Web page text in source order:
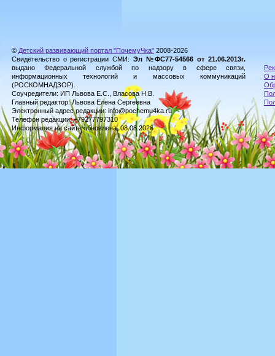
© Детский развивающий портал "ПочемуЧка" 2008-2026
Свидетельство о регистрации СМИ: Эл №ФС77-54566 от 21.06.2013г.
выдано Федеральной службой по надзору в сфере связи,
информационных технологий и массовых коммуникаций
(РОСКОМНАДЗОР).
Соучредители: ИП Львова Е.С., Власова Н.В.
Главный редактор: Львова Елена Сергеевна
Электронный адрес редакции: info@pochemu4ka.ru
Телефон редакции: +79277797310
Информация на сайте обновлена: 08.08.2026
О